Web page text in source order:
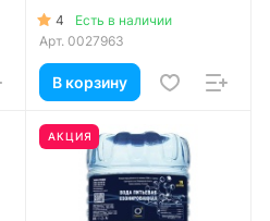
4
Есть в наличии
Арт. 0027963
В корзину
АКЦИЯ